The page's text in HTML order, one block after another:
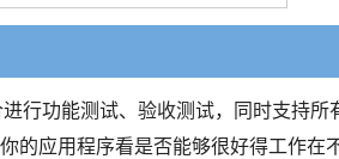
行功能测试、验收测试，同时支持所
的应用程序看是否能够很好得工作在